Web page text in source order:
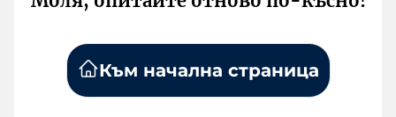
Към начална страница